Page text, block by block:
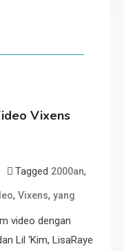
Vixens
Tagged 2000an,
, Vixens, yang
video dengan
Lil ‘Kim, LisaRaye